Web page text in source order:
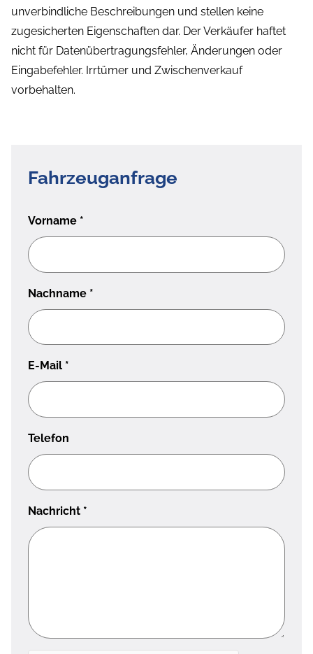
unverbindliche Beschreibungen und stellen keine
zugesicherten Eigenschaften dar. Der Verkäufer haftet
nicht für Datenübertragungsfehler, Änderungen oder
Eingabefehler. Irrtümer und Zwischenverkauf
vorbehalten.
Fahrzeuganfrage
Vorname *
Nachname *
E-Mail *
Telefon
Nachricht *